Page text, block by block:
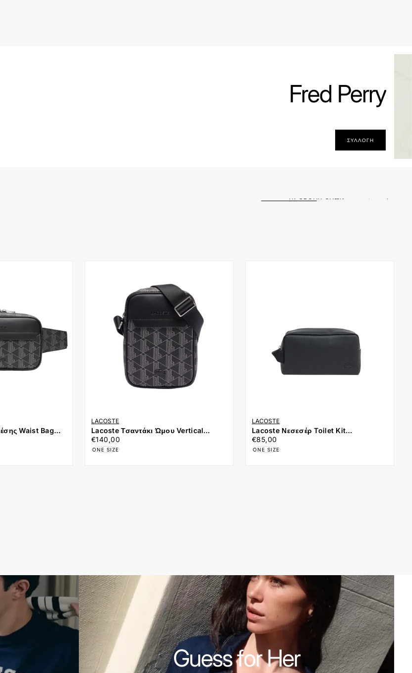
Fred Perry
ΣΥΛΛΟΓΉ
Waist Bag
Noir Gris
LACOSTE
Lacoste Τσαντάκι Ώμου Vertical
Camera Bag NH4410LX-Monogram
Noir Gris
€140,00
Τιμή
€140,00
ONE SIZE
LACOSTE
Lacoste Νεσεσέρ Toilet Kit
NH4426HC-000 Μαύρο
€85,00
Τιμή
€85,00
ONE SIZE
ΑΝΑΚΑΛΥΨΕ
Guess for Her
ΑΝΑΚΑΛΥΨΕ
ΤΑ